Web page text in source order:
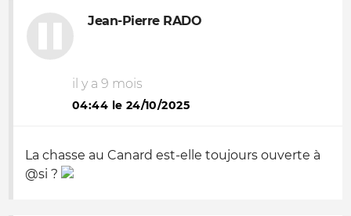
Jean-Pierre RADO
il y a 9 mois
04:44 le 24/10/2025
La chasse au Canard est-elle toujours ouverte à
@si ?